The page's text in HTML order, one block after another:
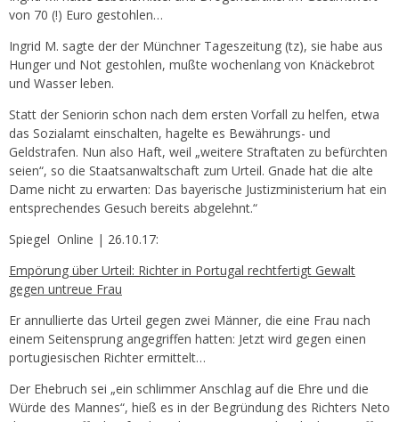
von 70 (!) Euro gestohlen…
Ingrid M. sagte der der Münchner Tageszeitung (tz), sie habe aus
Hunger und Not gestohlen, mußte wochenlang von Knäckebrot
und Wasser leben.
Statt der Seniorin schon nach dem ersten Vorfall zu helfen, etwa
das Sozialamt einschalten, hagelte es Bewährungs- und
Geldstrafen. Nun also Haft, weil „weitere Straftaten zu befürchten
seien“, so die Staatsanwaltschaft zum Urteil. Gnade hat die alte
Dame nicht zu erwarten: Das bayerische Justizministerium hat ein
entsprechendes Gesuch bereits abgelehnt.“
Spiegel Online | 26.10.17:
Empörung über Urteil: Richter in Portugal rechtfertigt Gewalt
gegen untreue Frau
Er annullierte das Urteil gegen zwei Männer, die eine Frau nach
einem Seitensprung angegriffen hatten: Jetzt wird gegen einen
portugiesischen Richter ermittelt…
Der Ehebruch sei „ein schlimmer Anschlag auf die Ehre und die
Würde des Mannes“, hieß es in der Begründung des Richters Neto